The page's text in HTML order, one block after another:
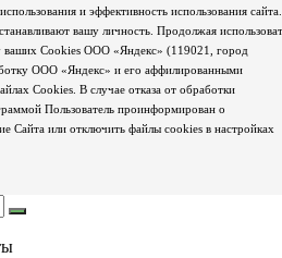
и эффективность использования сайта.
вашу личность. Продолжая
ваших Cookies ООО «Яндекс» (119021, город
ООО «Яндекс» и его аффилированными
Cookies. В случае отказа от обработки
Пользователь проинформирован о
Сайта или отключить файлы cookies в настройках